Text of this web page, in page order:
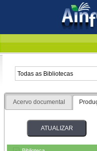
Acervo documental